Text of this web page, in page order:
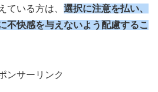
ている方は、 選択に注意を払い、
不快感を与えないよう配慮するこ
ンサーリンク